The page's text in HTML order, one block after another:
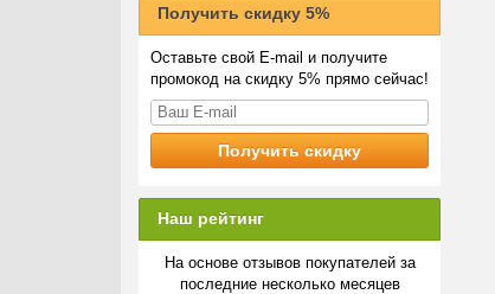
Получить скидку 5%
Оставьте свой E-mail и получите
промокод на скидку 5% прямо сейчас!
Наш рейтинг
На основе отзывов покупателей за
последние несколько месяцев